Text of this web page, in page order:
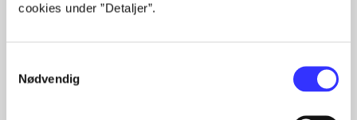
cookies under ”Detaljer”.
Nødvendig
Fra